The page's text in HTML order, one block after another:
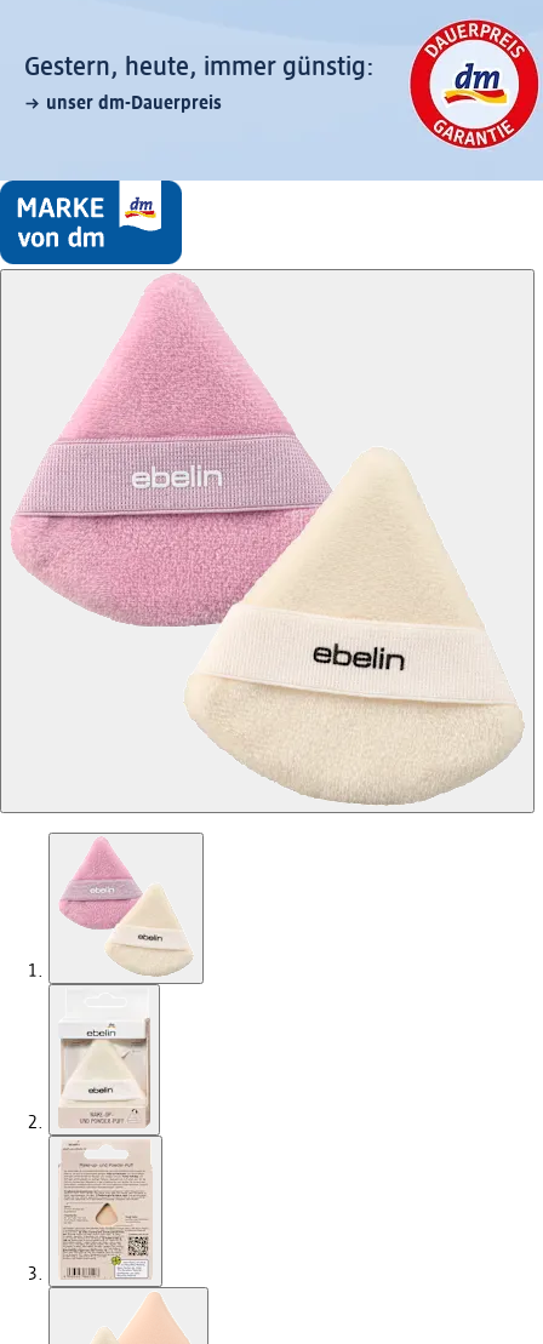
Gestern, heute, immer günstig:
unser dm-Dauerpreis